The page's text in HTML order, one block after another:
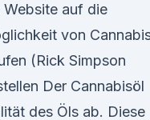
auf die
von
(Rick Simpson
Der Cannabisöl
des Öls ab. Diese